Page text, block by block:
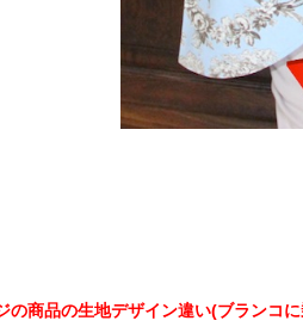
の商品の生地デザイン違い(ブランコ